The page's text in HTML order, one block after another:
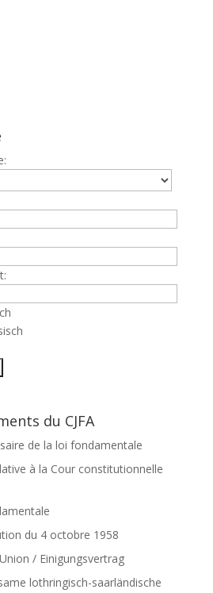
du CJFA
de la loi fondamentale
à la Cour constitutionnelle
du 4 octobre 1958
/ Einigungsvertrag
lothringisch-saarländische